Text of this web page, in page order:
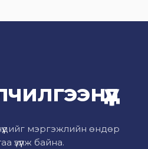
мэргэжлийн өндөр
үзүүлж байна.